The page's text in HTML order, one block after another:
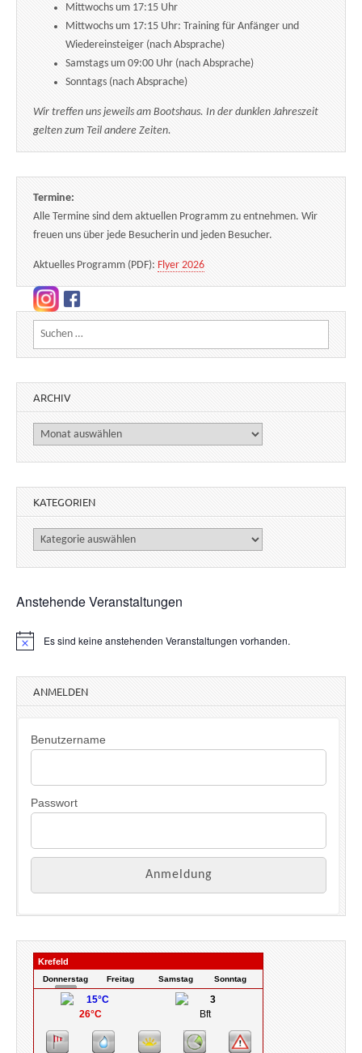
Mittwochs um 17:15 Uhr
Mittwochs um 17:15 Uhr: Training für Anfänger und
Wiedereinsteiger (nach Absprache)
Samstags um 09:00 Uhr (nach Absprache)
Sonntags (nach Absprache)
Wir treffen uns jeweils am Bootshaus. In der dunklen Jahreszeit
gelten zum Teil andere Zeiten.
Termine:
Alle Termine sind dem aktuellen Programm zu entnehmen. Wir
freuen uns über jede Besucherin und jeden Besucher.
Aktuelles Programm (PDF): Flyer 2026
Suchen nach:
ARCHIV
Archiv
KATEGORIEN
Kategorien
Anstehende Veranstaltungen
H
i
Es sind keine anstehenden Veranstaltungen vorhanden.
ANMELDEN
Benutzername
Passwort